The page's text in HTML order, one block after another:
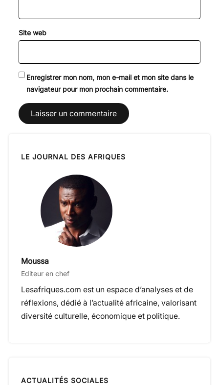
Site web
Enregistrer mon nom, mon e-mail et mon site dans le
navigateur pour mon prochain commentaire.
LE JOURNAL DES AFRIQUES
Moussa
Editeur en chef
Lesafriques.com est un espace d’analyses et de
réflexions, dédié à l’actualité africaine, valorisant
diversité culturelle, économique et politique.
ACTUALITÉS SOCIALES